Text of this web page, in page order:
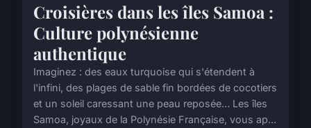
Croisières dans les îles Samoa :
Culture polynésienne
authentique
Imaginez : des eaux turquoise qui s'étendent à
l'infini, des plages de sable fin bordées de cocotiers
et un soleil caressant une peau reposée… Les îles
Samoa, joyaux de la Polynésie Française, vous ap...